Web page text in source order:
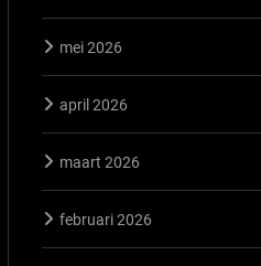
mei 2026
april 2026
maart 2026
februari 2026